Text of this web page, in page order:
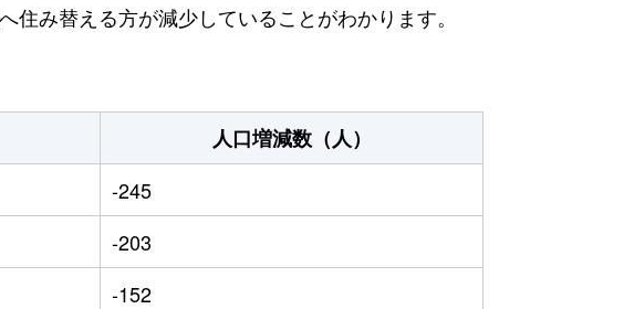
み替える方が減少していることがわかります。
人口増減数（人）
-245
-203
-152